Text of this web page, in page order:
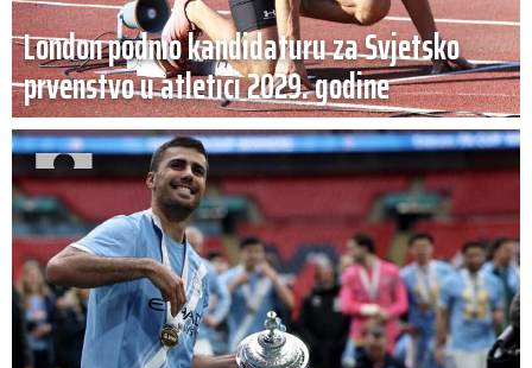
London podnio kandidaturu za Svjetsko
prvenstvo u atletici 2029. godine